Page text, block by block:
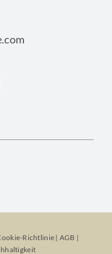
Richtlinie | AGB |